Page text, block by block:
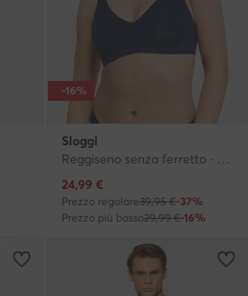
-16%
Sloggi
Reggiseno senza ferretto · Blu scuro
Prezzo attuale
24,99 €
Prezzo regolare39,95 €-37%
Prezzo più basso29,99 €-16%